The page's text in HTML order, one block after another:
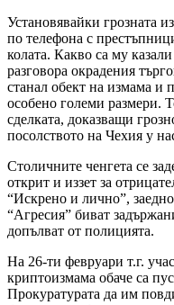
Установявайки грозната
по телефона с
колата. Какво са му
разговора окрадения
станал обект на измама
особено големи размери.
сделката, доказващи
посолството на Чехия у
Столичните ченгета се
открит и иззет за
“Искрено и лично”,
“Агресия” биват
допълват от полицията.
На 26-ти февруари т.г.
криптоизмама обаче са
Прокуратурата да им